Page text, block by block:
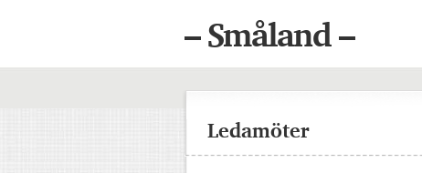
– Småland –
Ledamöter